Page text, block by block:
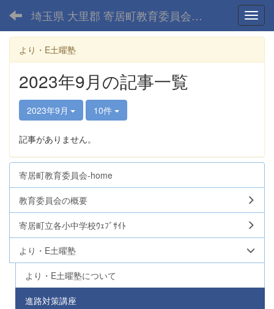
埼玉県 大里郡 寄居町教育委員会-home
より・E土曜塾
2023年9月の記事一覧
2023年9月 10件
記事がありません。
寄居町教育委員会-home
教育委員会の概要
寄居町立各小中学校ｳｪﾌﾞｻｲﾄ
より・E土曜塾
より・E土曜塾について
進路対策講座